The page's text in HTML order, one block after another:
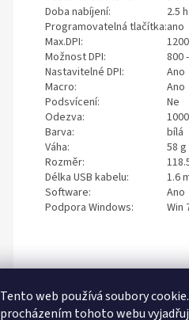
Tento web používá soubory
procházením tohoto webu
Doba nabíjení:
2.5 h
Programovatelná tlačítka:ano
Max.DPI:
Možnost DPI:
800
Nastavitelné DPI:
Ano
Macro:
Ano
Podsvícení:
Ne
Odezva:
Barva:
bílá
Váha:
58 g
Rozměr:
Délka USB kabelu:
1.6
Software:
Ano
Podpora Windows:
Win
E-BLUE.CZ Marvo